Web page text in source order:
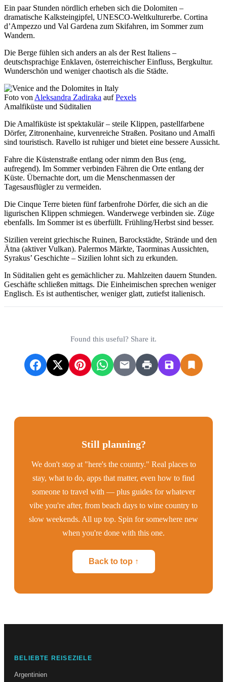
Ein paar Stunden nördlich erheben sich die Dolomiten –
dramatische Kalksteingipfel, UNESCO-Weltkulturerbe. Cortina
d’Ampezzo und Val Gardena zum Skifahren, im Sommer zum
Wandern.
Die Berge fühlen sich anders an als der Rest Italiens –
deutschsprachige Enklaven, österreichischer Einfluss, Bergkultur.
Wunderschön und weniger chaotisch als die Städte.
Foto von Aleksandra Zadiraka aufPexels
Amalfiküste und Süditalien
Die Amalfiküste ist spektakulär – steile Klippen, pastellfarbene
Dörfer, Zitronenhaine, kurvenreiche Straßen. Positano und Amalfi
sind touristisch. Ravello ist ruhiger und bietet eine bessere Aussicht.
Fahre die Küstenstraße entlang oder nimm den Bus (eng,
aufregend). Im Sommer verbinden Fähren die Orte entlang der
Küste. Übernachte dort, um die Menschenmassen der
Tagesausflügler zu vermeiden.
Die Cinque Terre bieten fünf farbenfrohe Dörfer, die sich an die
ligurischen Klippen schmiegen. Wanderwege verbinden sie. Züge
ebenfalls. Im Sommer ist es überfüllt. Frühling/Herbst sind besser.
Sizilien vereint griechische Ruinen, Barockstädte, Strände und den
Ätna (aktiver Vulkan). Palermos Märkte, Taorminas Aussichten,
Syrakus’ Geschichte – Sizilien lohnt sich zu erkunden.
In Süditalien geht es gemächlicher zu. Mahlzeiten dauern Stunden.
Geschäfte schließen mittags. Die Einheimischen sprechen weniger
Englisch. Es ist authentischer, weniger glatt, zutiefst italienisch.
Found this useful? Share it.
Still planning?
We don't stop at "here's the country." Real places to
stay, what to do, apps that matter, even how to find
someone to travel with — plus guides for whatever
vibe you're after, from beach days to wine country to
slow weekends. All up top. Spin for somewhere new
when you're done with this one.
Back to top ↑
BELIEBTE REISEZIELE
Argentinien